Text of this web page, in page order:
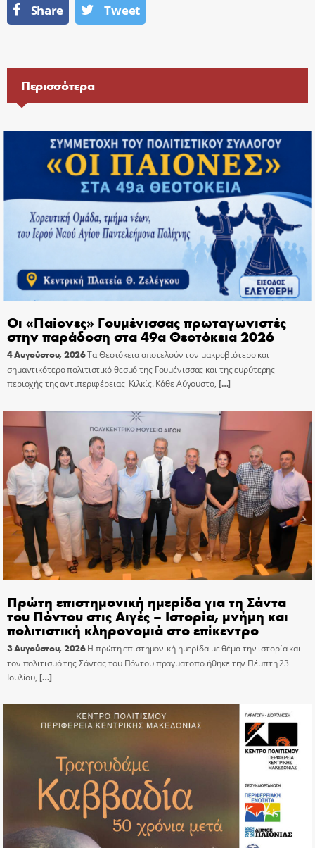
Share Tweet
Περισσότερα
Οι «Παίονες» Γουμένισσας πρωταγωνιστές
στην παράδοση στα 49α Θεοτόκεια 2026
4 Αυγούστου, 2026Τα Θεοτόκεια αποτελούν τον μακροβιότερο και
σημαντικότερο πολιτιστικό θεσμό της Γουμένισσας και της ευρύτερης
περιοχής της αντιπεριφέρειας Κιλκίς. Κάθε Αύγουστο, […]
Πρώτη επιστημονική ημερίδα για τη Σάντα
του Πόντου στις Αιγές – Ιστορία, μνήμη και
πολιτιστική κληρονομιά στο επίκεντρο
3 Αυγούστου, 2026 Η πρώτη επιστημονική ημερίδα με θέμα την ιστορία και
τον πολιτισμό της Σάντας του Πόντου πραγματοποιήθηκε την Πέμπτη 23
Ιουλίου, […]